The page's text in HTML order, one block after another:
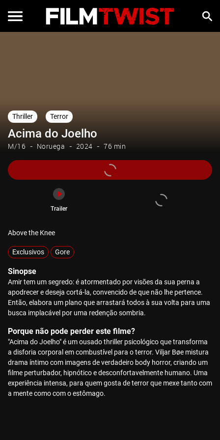
Thriller Terror
Acima do Joelho
M/16 Noruega 2024 76 min
Trailer
Above the Knee
Exclusivos Gore
Sinopse
Amir tem um segredo: é atormentado por visões da sua perna a
apodrecer e deseja cortá-la, convencido de que não lhe pertence.
Então, elabora um plano que arrastará todos à sua volta para uma
busca implacável por uma redenção sombria.
Porque não pode perder este filme?
"Acima do Joelho" é um ousado thriller psicológico que transforma
a disforia corporal em combustível para o terror. Viljar Bøe mistura
drama íntimo com imagens de verdadeiro body horror, criando um
filme perturbador, hipnótico e desconfortavelmente humano. Uma
experiência intensa, para quem gosta de terror que mexe tanto com
a mente como com o estômago.